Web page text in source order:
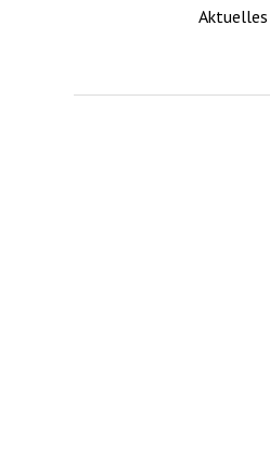
Aktuelles